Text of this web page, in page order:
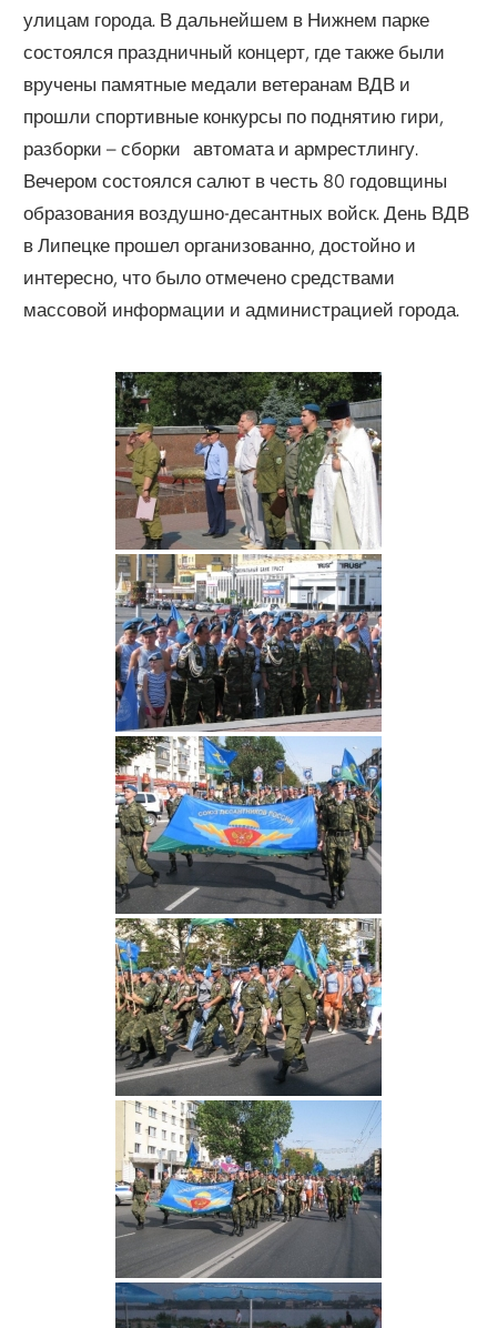
улицам города. В дальнейшем в Нижнем парке
состоялся праздничный концерт, где также были
вручены памятные медали ветеранам ВДВ и
прошли спортивные конкурсы по поднятию гири,
разборки – сборки автомата и армрестлингу.
Вечером состоялся салют в честь 80 годовщины
образования воздушно-десантных войск. День ВДВ
в Липецке прошел организованно, достойно и
интересно, что было отмечено средствами
массовой информации и администрацией города.